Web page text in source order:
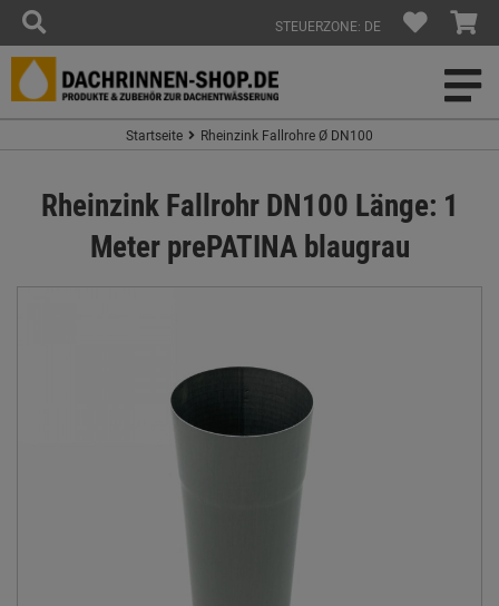
STEUERZONE: DE
Startseite Rheinzink Fallrohre Ø DN100
Rheinzink Fallrohr DN100 Länge: 1
Meter prePATINA blaugrau